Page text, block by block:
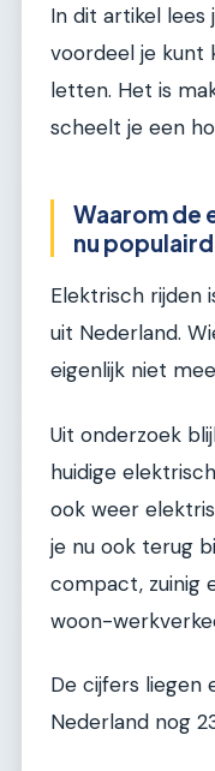
In dit artikel
voordeel je kunt
letten. Het is
scheelt je een
Waarom de
nu
Elektrisch rijden
uit Nederland.
eigenlijk niet
Uit onderzoek
huidige
ook weer
je nu ook terug
compact, zuinig
woon-
De cijfers liegen
Nederland nog